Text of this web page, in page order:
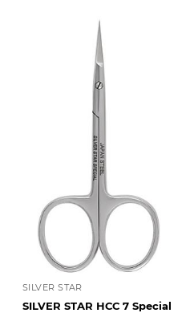
SILVER STAR
SILVER STAR НСС 7 Special